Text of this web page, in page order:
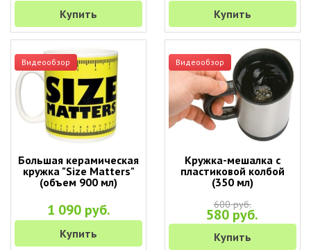
Купить Купить
Видеообзор
Большая керамическая
кружка "Size Matters"
(объем 900 мл)
1 090 руб.
Купить
Видеообзор
Кружка-мешалка с
пластиковой колбой
(350 мл)
600 руб.
580 руб.
Купить